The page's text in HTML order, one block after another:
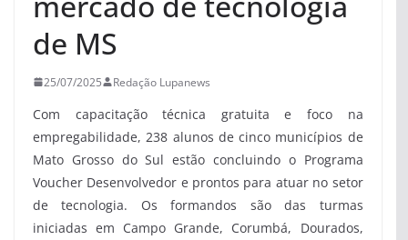
de MS
25/07/2025 Redação Lupanews
Com capacitação técnica gratuita e foco na
empregabilidade, 238 alunos de cinco municípios de
Mato Grosso do Sul estão concluindo o Programa
Voucher Desenvolvedor e prontos para atuar no setor
de tecnologia. Os formandos são das turmas
iniciadas em Campo Grande, Corumbá, Dourados,